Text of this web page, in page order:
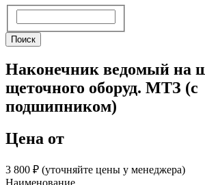
Поиск
Наконечник ведомый на
щеточного оборуд. МТЗ (с
подшипником)
Цена от
3 800 ₽︁ (уточняйте цены у менеджера)